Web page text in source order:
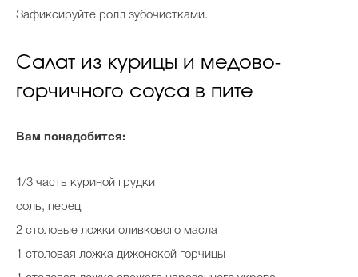
Зафиксируйте ролл зубочистками.
Салат из курицы и медово-
горчичного соуса в пите
Вам понадобится:
1/3 часть куриной грудки
соль, перец
2 столовые ложки оливкового масла
1 столовая ложка дижонской горчицы